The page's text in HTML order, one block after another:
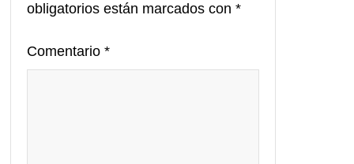
obligatorios están marcados con *
Comentario *